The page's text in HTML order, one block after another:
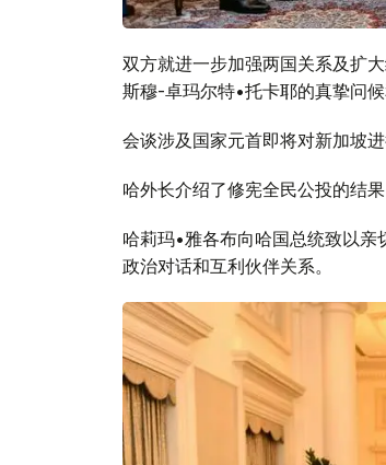
双方就进一步加强两国关系及扩
斯穆-卓玛尔特•托卡耶的真挚问候
会谈涉及国家元首即将对新加坡
哈外长介绍了修宪全民公投的结
哈莉玛•雅各布向哈国总统致以
政治对话和互利伙伴关系。